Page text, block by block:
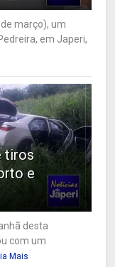
março), um
em Japeri,
tiros
e
desta
com um
Mais